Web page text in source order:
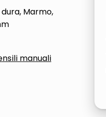
Marmo,
manuali